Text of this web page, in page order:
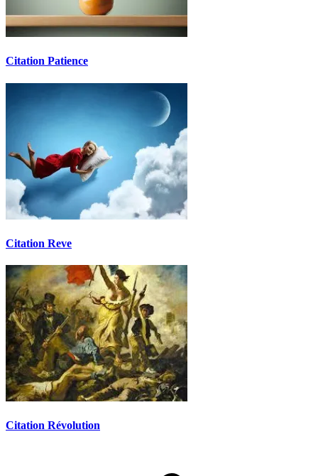
Citation Patience
Citation Reve
Citation Révolution